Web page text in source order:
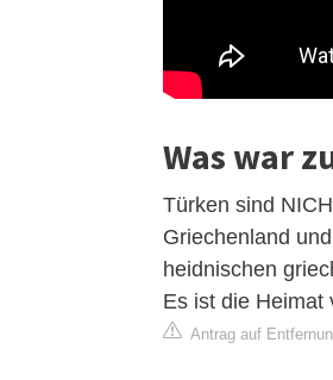
Was war
Türken sind
Griechenland
heidnischen
Es ist die Heimat
Antrag auf